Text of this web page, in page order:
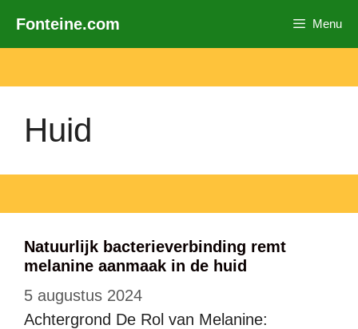
naar
inhoud
Fonteine.com Menu
Huid
Natuurlijk bacterieverbinding remt
melanine aanmaak in de huid
5 augustus 2024
Achtergrond De Rol van Melanine: